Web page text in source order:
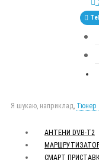
Я шукаю, наприклад, Тюнер
АНТЕНИ DVB-Т2
СМАРТ